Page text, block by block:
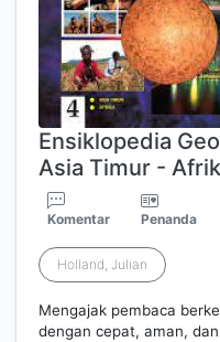
Ensiklopedia
Asia Timur -
Komentar Penanda
Holland, Julian
Mengajak pembaca
dengan cepat, aman,